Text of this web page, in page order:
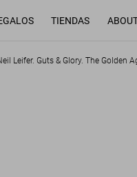
TIENDAS
Leifer. Guts & Glory. The Golden